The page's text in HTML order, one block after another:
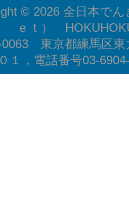
© 2026 全日本でん
ｅｔ）
0063 東京都練馬区
０１，電話番号03-